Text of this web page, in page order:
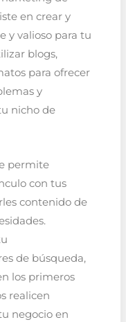
en crear y
y valioso para tu
blogs,
para ofrecer
y
nicho de
permite
con tus
contenido de
de búsqueda,
los primeros
realicen
negocio en